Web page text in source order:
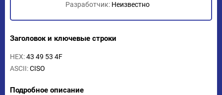
Разработчик: Неизвестно
Заголовок и ключевые строки
HEX:43 49 53 4F
ASCII:CISO
Подробное описание